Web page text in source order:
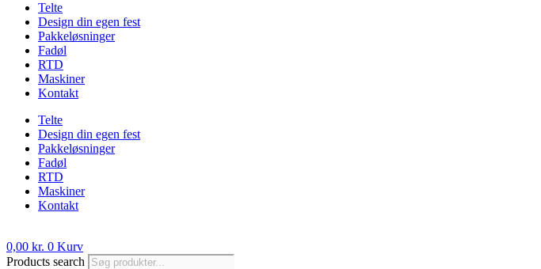
Telte
Design din egen fest
Pakkeløsninger
Fadøl
RTD
Maskiner
Kontakt
Telte
Design din egen fest
Pakkeløsninger
Fadøl
RTD
Maskiner
Kontakt
0,00 kr. 0 Kurv
Products search